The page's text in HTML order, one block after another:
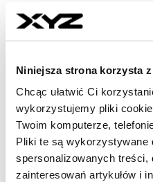
Niniejsza strona korzysta
Chcąc ułatwić Ci
wykorzystujemy pliki
Twoim komputerze,
Pliki te są wykorzystywane
spersonalizowanych treści,
zainteresowań artykułów i
że kompleksowe
cyklu życia jest samo w
– Systemy muszą być w
kryptograficzne
powiązane z
właścicielem – agent nie
dlatego wymaga
określającego jego limity